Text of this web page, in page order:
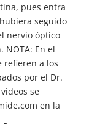
pues entra
seguido
nervio óptico
NOTA: En el
refieren a los
por el Dr.
se
en la